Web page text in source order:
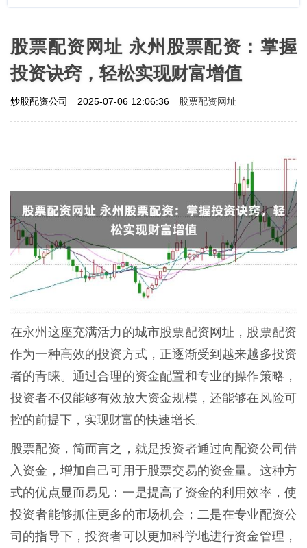
股票配资网址 永州股票配资：掌握
投资诀窍，轻松实现财富增值
炒股配资公司 2025-07-06 12:06:36 股票配资网址
在永州这座充满活力的城市股票配资网址，股票配资
作为一种高效的投资方式，正逐渐受到越来越多投资
者的青睐。通过合理的资金配置和专业的操作策略，
投资者不仅能够有效放大资金规模，还能够在风险可
控的前提下，实现财富的快速增长。
股票配资，简而言之，就是投资者通过向配资公司借
入资金，增加自己可用于股票交易的资金量。这种方
式的优点显而易见：一是提高了资金的利用效率，使
投资者能够抓住更多的市场机会；二是在专业配资公
司的指导下，投资者可以更加科学地进行资金管理，